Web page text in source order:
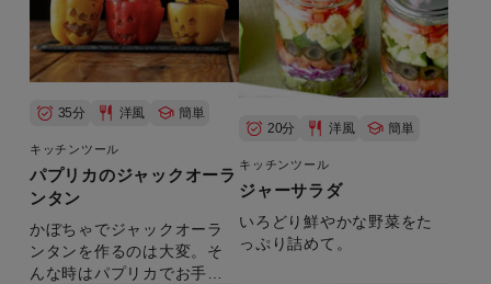
35分 洋風 簡単
キッチンツール
パプリカのジャックオーラ
ンタン
かぼちゃでジャックオーラ
ンタンを作るのは大変。そ
んな時はパプリカでお手軽
20分 洋風 簡単
キッチンツール
ジャーサラダ
いろどり鮮やかな野菜をた
っぷり詰めて。